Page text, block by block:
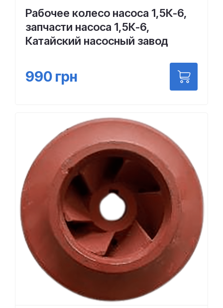
Рабочее колесо насоса 1,5К-6,
запчасти насоса 1,5К-6,
Катайский насосный завод
990 грн